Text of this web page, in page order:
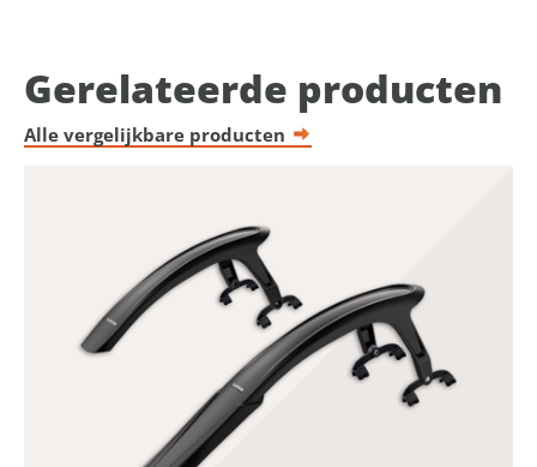
Gerelateerde producten
Alle vergelijkbare producten